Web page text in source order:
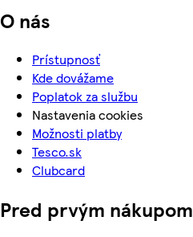
O nás
Prístupnosť
Kde dovážame
Poplatok za službu
Nastavenia cookies
Možnosti platby
Tesco.sk
Clubcard
Pred prvým nákupom